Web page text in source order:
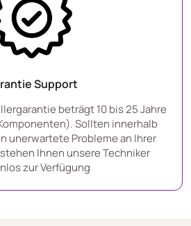
Support
beträgt 10 bis 25 Jahre
Sollten innerhalb
unerwartete Probleme an Ihrer
Ihnen unsere Techniker
zur Verfügung